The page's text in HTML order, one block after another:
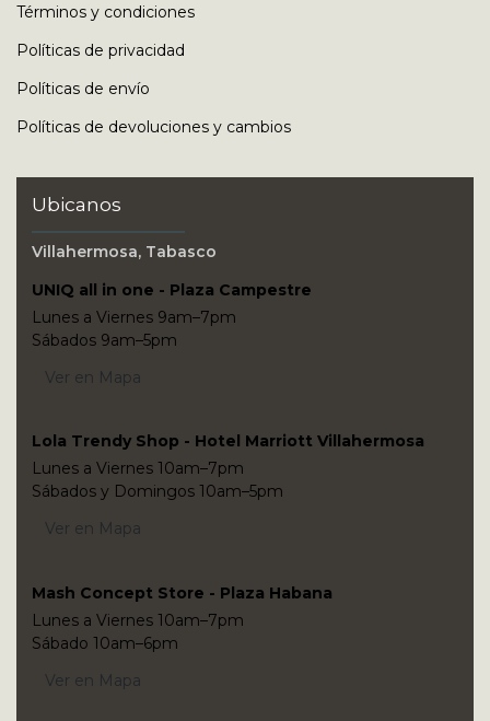
Términos y condiciones
Políticas de privacidad
Políticas de envío
Políticas de devoluciones y cambios
Ubicanos
Villahermosa, Tabasco
UNIQ all in one - Plaza Campestre
Lunes a Viernes 9am–7pm
Sábados 9am–5pm
Ver en Mapa
Lola Trendy Shop - Hotel Marriott Villahermosa
Lunes a Viernes 10am–7pm
Sábados y Domingos 10am–5pm
Ver en Mapa
Mash Concept Store - Plaza Habana
Lunes a Viernes 10am–7pm
Sábado 10am–6pm
Ver en Mapa